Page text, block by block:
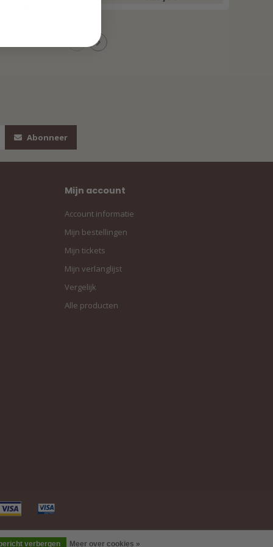
verbergen Meer over cookies »
Abonneer
Mijn account
Account informatie
Mijn bestellingen
Mijn tickets
Mijn verlanglijst
Vergelijk
Alle producten